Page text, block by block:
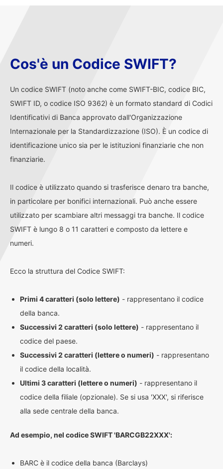
Cos'è un Codice SWIFT?
Un codice SWIFT (noto anche come SWIFT-BIC, codice BIC,
SWIFT ID, o codice ISO 9362) è un formato standard di Codici
Identificativi di Banca approvato dall'Organizzazione
Internazionale per la Standardizzazione (ISO). È un codice di
identificazione unico sia per le istituzioni finanziarie che non
finanziarie.
Il codice è utilizzato quando si trasferisce denaro tra banche,
in particolare per bonifici internazionali. Può anche essere
utilizzato per scambiare altri messaggi tra banche. Il codice
SWIFT è lungo 8 o 11 caratteri e composto da lettere e
numeri.
Ecco la struttura del Codice SWIFT:
Primi 4 caratteri (solo lettere) - rappresentano il codice
della banca.
Successivi 2 caratteri (solo lettere) - rappresentano il
codice del paese.
Successivi 2 caratteri (lettere o numeri) - rappresentano
il codice della località.
Ultimi 3 caratteri (lettere o numeri) - rappresentano il
codice della filiale (opzionale). Se si usa 'XXX', si riferisce
alla sede centrale della banca.
Ad esempio, nel codice SWIFT 'BARCGB22XXX':
BARC è il codice della banca (Barclays)